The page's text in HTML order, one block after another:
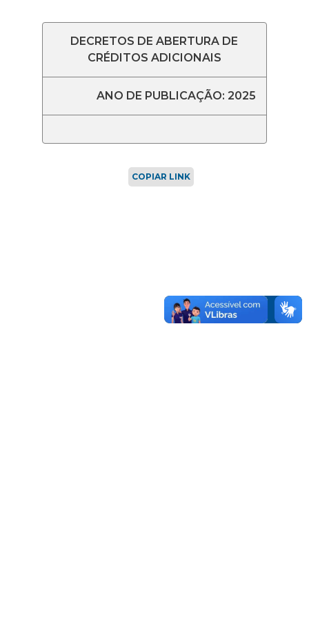
DECRETOS DE ABERTURA DE
CRÉDITOS ADICIONAIS
ANO DE PUBLICAÇÃO: 2025
COPIAR LINK